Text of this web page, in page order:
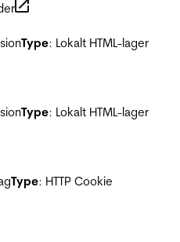
Type: Lokalt HTML-lager
Type: Lokalt HTML-lager
Type: HTTP Cookie